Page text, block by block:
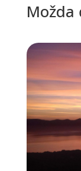
Možda